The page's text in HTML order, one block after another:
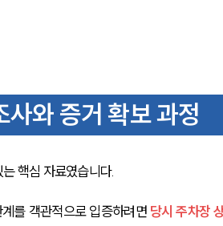
와 증거 확보 과정
핵심 자료였습니다.
를 객관적으로 입증하려면 당시 주차장